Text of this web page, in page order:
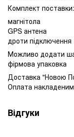
Комплект поставки:
магнітола
GPS антена
дроти підключення
Можливо додати
фірмова упаковка
Доставка "Новою
Оплата
Відгуки